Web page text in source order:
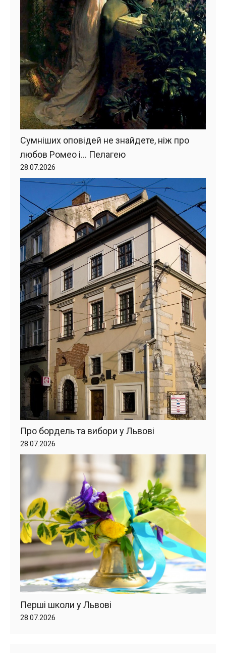
Сумніших оповідей не знайдете, ніж про
любов Ромео і… Пелагею
28.07.2026
Про бордель та вибори у Львові
28.07.2026
Перші школи у Львові
28.07.2026